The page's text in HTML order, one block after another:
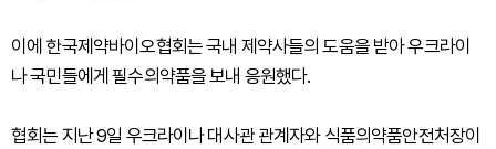
이에 한국제약바이오협회는 국내 제약사들의 도움을 받아 우크라이
나 국민들에게 필수의약품을 보내 응원했다.
협회는 지난 9일 우크라이나 대사관 관계자와 식품의약품안전처장이